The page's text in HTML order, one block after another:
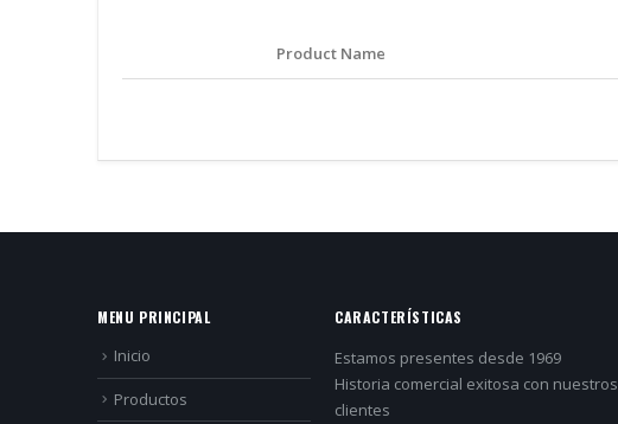
Product Name
MENU PRINCIPAL
Inicio
Productos
CARACTERÍSTICAS
Estamos presentes desde 1969
Historia comercial exitosa con nuestros
clientes